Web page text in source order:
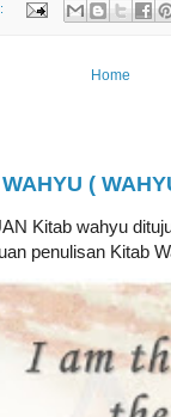
Home
(
Kitab wahyu
penulisan Kitab